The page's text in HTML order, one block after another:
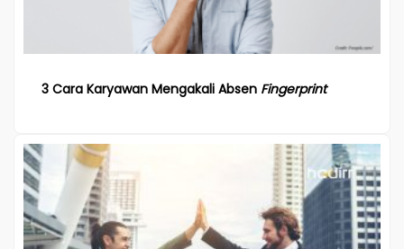
3 Cara Karyawan Mengakali Absen Fingerprint